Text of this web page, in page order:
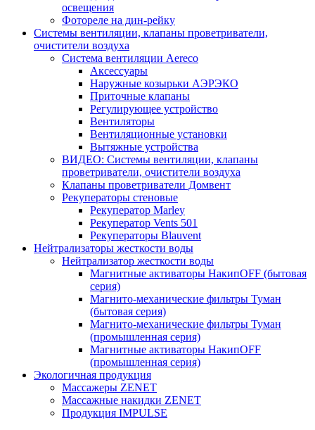
освещения
Фотореле на дин-рейку
Системы вентиляции, клапаны проветриватели,
очистители воздуха
Система вентиляции Aereco
Аксессуары
Наружные козырьки АЭРЭКО
Приточные клапаны
Регулирующее устройство
Вентиляторы
Вентиляционные установки
Вытяжные устройства
ВИДЕО: Системы вентиляции, клапаны
проветриватели, очистители воздуха
Клапаны проветриватели Домвент
Рекуператоры стеновые
Рекуператор Marley
Рекуператор Vents 501
Рекуператоры Blauvent
Нейтрализаторы жесткости воды
Нейтрализатор жесткости воды
Магнитные активаторы НакипOFF (бытовая
серия)
Магнито-механические фильтры Туман
(бытовая серия)
Магнито-механические фильтры Туман
(промышленная серия)
Магнитные активаторы НакипOFF
(промышленная серия)
Экологичная продукция
Массажеры ZENET
Массажные накидки ZENET
Продукция IMPULSE